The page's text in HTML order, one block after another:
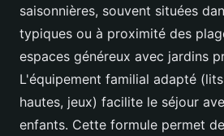
saisonnières, souvent situées
typiques ou à proximité des
espaces généreux avec jardins
L'équipement familial adapté
hautes, jeux) facilite le séjour
enfants. Cette formule permet